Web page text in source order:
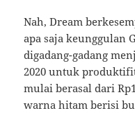
Nah, Dream
apa saja keunggulan
digadang-gadang
2020 untuk
mulai berasal dari
warna hitam berisi